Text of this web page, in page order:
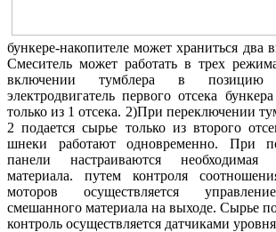
бункере-накопителе может храниться два
Смеситель может работать в трех
включении тумблера в позицию
электродвигатель первого отсека
только из 1 отсека. 2)При переключении
2 подается сырье только из второго
шнеки работают одновременно. При
панели настраиваются необходимая
материала. путем контроля
моторов осуществляется
смешанного материала на выходе. Сырье
контроль осуществляется датчиками